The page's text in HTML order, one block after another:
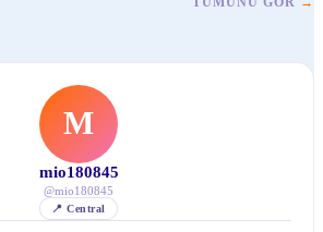
M
mio180845
@mio180845
📍Central